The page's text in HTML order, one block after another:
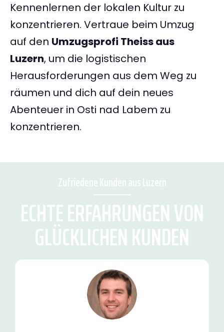
Kennenlernen der lokalen Kultur zu
konzentrieren. Vertraue beim Umzug
auf den Umzugsprofi Theiss aus
Luzern, um die logistischen
Herausforderungen aus dem Weg zu
räumen und dich auf dein neues
Abenteuer in Osti nad Labem zu
konzentrieren.
Zufriedene Kunden aus Luzern
ECHTE ERFAHRUNGEN VON
GLÜCKLICHEN KUNDEN